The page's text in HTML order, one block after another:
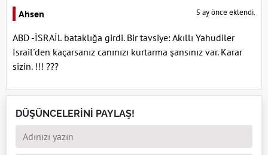
Ahsen 5 ay önce eklendi.
ABD -İSRAİL bataklığa girdi. Bir tavsiye: Akıllı Yahudiler
İsrail'den kaçarsanız canınızı kurtarma şansınız var. Karar
sizin. !!! ???
DÜŞÜNCELERİNİ PAYLAŞ!